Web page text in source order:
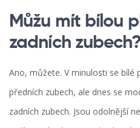
Můžu mít bílou
zadních zubech?
Ano, můžete. V minulosti se bílé
předních zubech, ale dnes se
zadních zubech. Jsou odolnější